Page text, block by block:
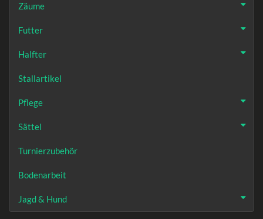
Zäume
Futter
Halfter
Stallartikel
Pflege
Sättel
Turnierzubehör
Bodenarbeit
Jagd & Hund